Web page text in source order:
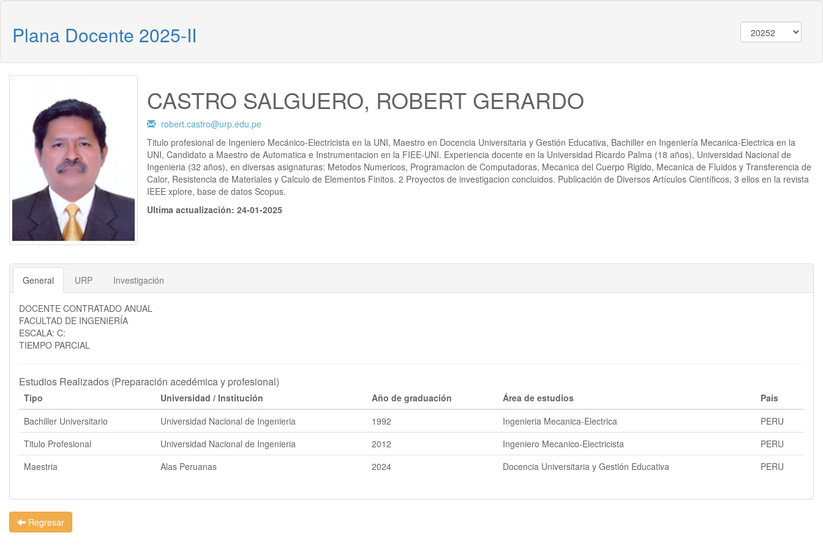
Plana Docente 2025-II
CASTRO SALGUERO, ROBERT GERARDO
robert.castro@urp.edu.pe
Titulo profesional de Ingeniero Mecánico-Electricista en la UNI, Maestro en Docencia Universitaria y Gestión Educativa, Bachiller en Ingeniería Mecanica-Electrica en la
UNI, Candidato a Maestro de Automatica e Instrumentacion en la FIEE-UNI. Experiencia docente en la Universidad Ricardo Palma (18 años), Universidad Nacional de
Ingenieria (32 años), en diversas asignaturas: Metodos Numericos, Programacion de Computadoras, Mecanica del Cuerpo Rigido, Mecanica de Fluidos y Transferencia de
Calor, Resistencia de Materiales y Calculo de Elementos Finitos. 2 Proyectos de investigacion concluidos. Publicación de Diversos Artículos Científicos, 3 ellos en la revista
IEEE xplore, base de datos Scopus.
Ultima actualización: 24-01-2025
General URP Investigación
DOCENTE CONTRATADO ANUAL
FACULTAD DE INGENIERÍA
ESCALA: C:
TIEMPO PARCIAL
Estudios Realizados (Preparación acedémica y profesional)
Tipo Universidad / Institución Año de graduación Área de estudios
País
Bachiller Universitario
Universidad Nacional de Ingenieria 1992 Ingenieria Mecanica-Electrica
PERU
Titulo Profesional
Universidad Nacional de Ingenieria 2012 Ingeniero Mecanico-Electricista
PERU
Maestria
Alas Peruanas 2024 Docencia Universitaria y Gestión Educativa PERU
Regresar